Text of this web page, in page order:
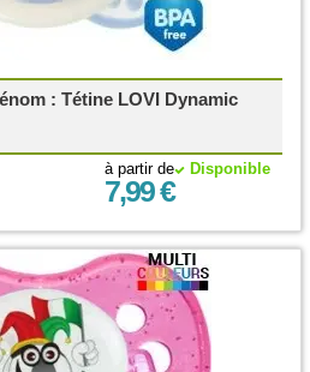
: Tétine LOVI Dynamic
Disponible
à partir de
7,99 €